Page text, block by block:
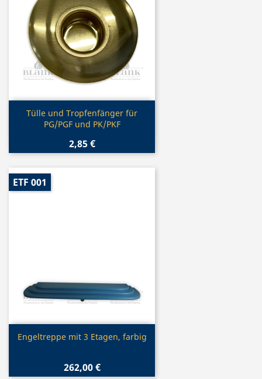
Vorschau
Tülle und Tropfenfänger für
PG/PGF und PK/PKF
2,85 €
 Vorschau
Engeltreppe mit 3 Etagen, farbig
262,00 €
ETF 001